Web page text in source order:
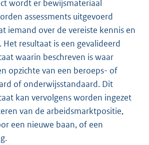
wordt er bewijsmateriaal
assessments uitgevoerd
iemand over de vereiste kennis en
Het resultaat is een gevalideerd
waarin beschreven is waar
opzichte van een beroeps- of
of onderwijsstandaard. Dit
kan vervolgens worden ingezet
van de arbeidsmarktpositie,
een nieuwe baan, of een